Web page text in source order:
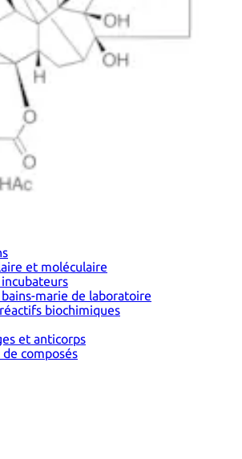
et moléculaire
marie de laboratoire
biochimiques
et anticorps
composés